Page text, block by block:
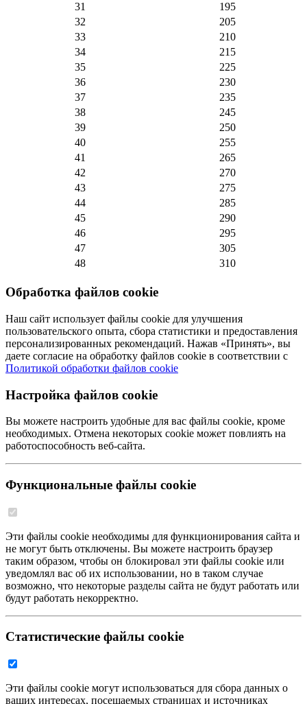
31
195
32
205
33
210
34
215
35
225
36
230
37
235
38
245
39
250
40
255
41
265
42
270
43
275
44
285
45
290
46
295
47
305
48
310
Обработка файлов cookie
Наш сайт использует файлы cookie для улучшения
пользовательского опыта, сбора статистики и предоставления
персонализированных рекомендаций. Нажав «Принять», вы
даете согласие на обработку файлов cookie в соответствии с
Политикой обработки файлов cookie
Настройка файлов cookie
Вы можете настроить удобные для вас файлы cookie, кроме
необходимых. Отмена некоторых cookie может повлиять на
работоспособность веб-сайта.
Функциональные файлы cookie
Эти файлы cookie необходимы для функционирования сайта и
не могут быть отключены. Вы можете настроить браузер
таким образом, чтобы он блокировал эти файлы cookie или
уведомлял вас об их использовании, но в таком случае
возможно, что некоторые разделы сайта не будут работать или
будут работать некорректно.
Статистические файлы cookie
Эти файлы cookie могут использоваться для сбора данных о
ваших интересах, посещаемых страницах и источниках